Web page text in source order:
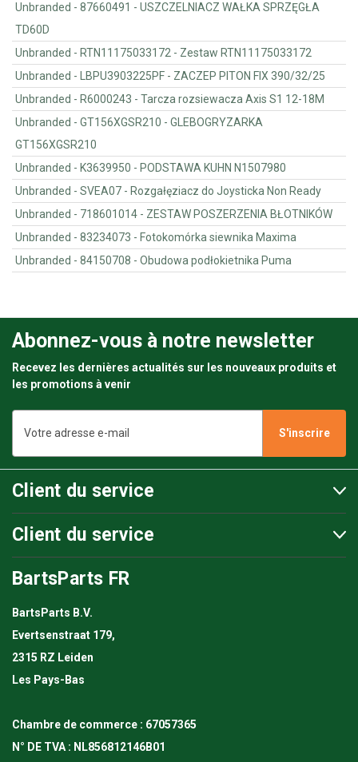
Unbranded - 87660491 - USZCZELNIACZ WAŁKA SPRZĘGŁA
TD60D
Unbranded - RTN11175033172 - Zestaw RTN11175033172
Unbranded - LBPU3903225PF - ZACZEP PITON FIX 390/32/25
Unbranded - R6000243 - Tarcza rozsiewacza Axis S1 12-18M
Unbranded - GT156XGSR210 - GLEBOGRYZARKA
GT156XGSR210
Unbranded - K3639950 - PODSTAWA KUHN N1507980
Unbranded - SVEA07 - Rozgałęziacz do Joysticka Non Ready
Unbranded - 718601014 - ZESTAW POSZERZENIA BŁOTNIKÓW
Unbranded - 83234073 - Fotokomórka siewnika Maxima
Unbranded - 84150708 - Obudowa podłokietnika Puma
Abonnez-vous à notre newsletter
Recevez les dernières actualités sur les nouveaux produits et
les promotions à venir
Client du service
Client du service
BartsParts FR
BartsParts B.V.
Evertsenstraat 179,
2315 RZ Leiden
Les Pays-Bas
Chambre de commerce : 67057365
N° DE TVA : NL856812146B01